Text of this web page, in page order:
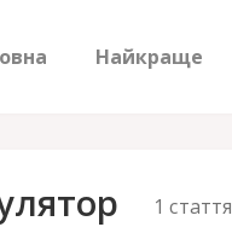
Найкраще
1 стаття